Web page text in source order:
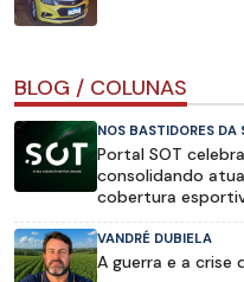
BLOG / COLUNAS
NOS BASTIDORES DA
Portal SOT
consolidando
cobertura
VANDRÉ DUBIELA
A guerra e a crise